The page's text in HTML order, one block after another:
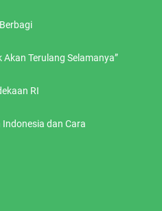
Terulang Selamanya”
RI
dan Cara